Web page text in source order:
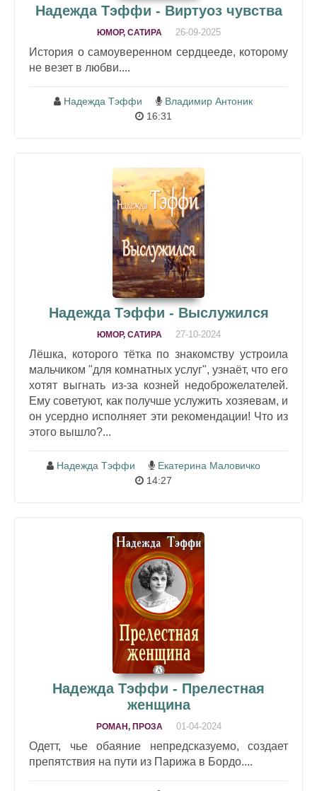
Надежда Тэффи - Виртуоз чувства
ЮМОР, САТИРА 26-09-2025
История о самоуверенном сердцееде, которому
не везет в любви....
Надежда Тэффи
Владимир Антоник
16:31
Надежда Тэффи - Выслужился
ЮМОР, САТИРА 27-10-2024
Лёшка, которого тётка по знакомству устроила
мальчиком "для комнатных услуг", узнаёт, что его
хотят выгнать из-за козней недоброжелателей.
Ему советуют, как получше услужить хозяевам, и
он усердно исполняет эти рекомендации! Что из
этого вышло?...
Надежда Тэффи
Екатерина Маловичко
14:27
Надежда Тэффи - Прелестная
женщина
РОМАН, ПРОЗА 01-04-2024
Одетт, чье обаяние непредсказуемо, создает
препятствия на пути из Парижа в Бордо....